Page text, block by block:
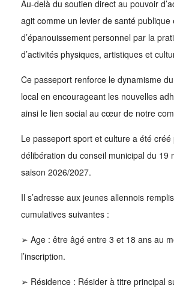
Au-delà du soutien direct au pouvoir
agit comme un levier de santé publique
d’épanouissement personnel par la
d’activités physiques, artistiques et
Ce passeport renforce le dynamisme
local en encourageant les nouvelles
ainsi le lien social au cœur de notre
Le passeport sport et culture a été créé
délibération du conseil municipal du 19
saison 2026/2027.
Il s’adresse aux jeunes allennois
cumulatives suivantes :
➢ Age : être âgé entre 3 et 18 ans au
l’inscription.
➢ Résidence : Résider à titre principal